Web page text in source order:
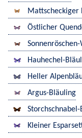
Mattscheckiger
Östlicher
Hauhechel-
Heller
Argus-Bläuling
Kleiner